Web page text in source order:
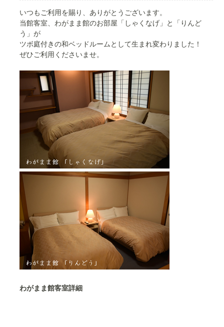
いつもご利用を賜り、ありがとうございます。
当館客室、わがまま館のお部屋「しゃくなげ」と「りんど
う」が
ツボ庭付きの和ベッドルームとして生まれ変わりました！
ぜひご利用くださいませ。
わがまま館客室詳細